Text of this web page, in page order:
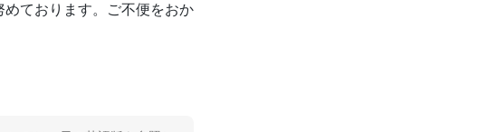
ております。ご不便をおか